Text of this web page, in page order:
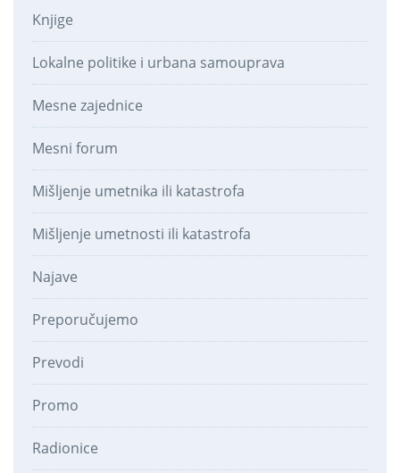
Knjige
Lokalne politike i urbana samouprava
Mesne zajednice
Mesni forum
Mišljenje umetnika ili katastrofa
Mišljenje umetnosti ili katastrofa
Najave
Preporučujemo
Prevodi
Promo
Radionice